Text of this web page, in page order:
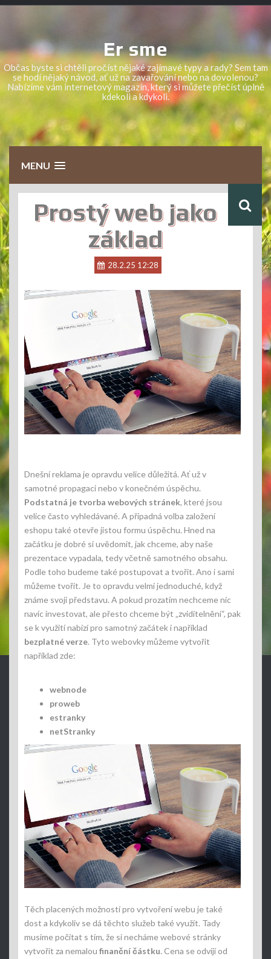
Skip
Er sme
Občas byste si chtěli pročíst nějaké zajímavé typy a rady? Sem tam
se hodí nějaký návod, ať už na zavařování nebo na dovolenou?
Nabízíme vám internetový magazín, který si můžete přečíst úplně
kdekoli a kdykoli.
MENU
Prostý web jako
základ
28.2.25 12:28
Dnešní reklama je opravdu velice důležitá. Ať už v
samotné propagaci nebo v konečném úspěchu.
Podstatná je tvorba webových stránek, které jsou
velice často vyhledávané. A případná volba založení
eshopu také otevře jistou formu úspěchu. Hned na
začátku je dobré si uvědomit, jak chceme, aby naše
prezentace vypadala, tedy včetně samotného obsahu.
Podle toho budeme také postupovat a tvořit. Ano i sami
můžeme tvořit. Je to opravdu velmi jednoduché, když
známe svoji představu. A pokud prozatím nechceme nic
navíc investovat, ale přesto chceme být „zviditelnění“, pak
se k využití nabízí pro samotný začátek i například
bezplatné verze. Tyto webovky můžeme vytvořit
například zde:
webnode
proweb
estranky
netStranky
Těch placených možností pro vytvoření webu je také
dost a kdykoliv se dá těchto služeb také využít. Tady
musíme počítat s tím, že si necháme webové stránky
vytvořit za nemalou finanční částku. Cena se odvíjí od